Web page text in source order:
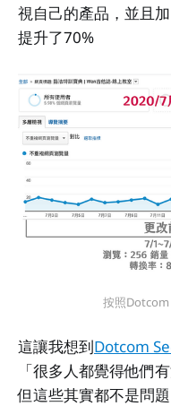
視自己的產品，並且
提升了70%
按照Dotcom
這讓我想到Dotcom
「很多人都覺得他們
但這些其實都不是問